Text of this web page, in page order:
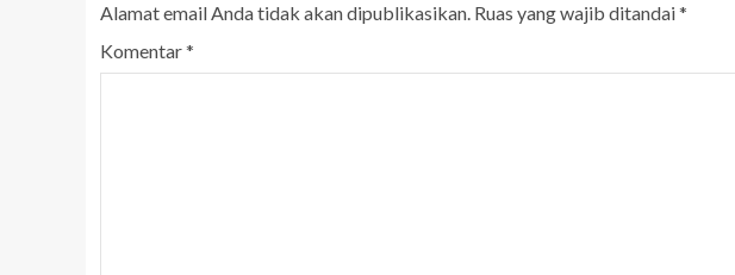
Alamat email Anda tidak akan dipublikasikan. Ruas yang wajib ditandai*
Komentar*